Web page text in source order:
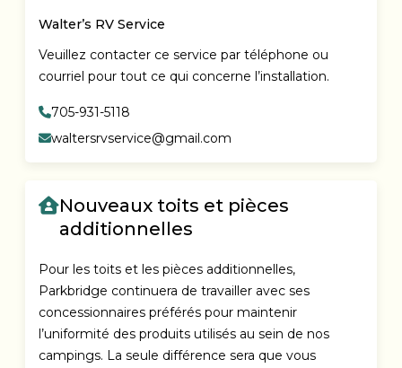
Walter’s RV Service
Veuillez contacter ce service par téléphone ou
courriel pour tout ce qui concerne l’installation.
705-931-5118
waltersrvservice@gmail.com
Nouveaux toits et pièces
additionnelles
Pour les toits et les pièces additionnelles,
Parkbridge continuera de travailler avec ses
concessionnaires préférés pour maintenir
l’uniformité des produits utilisés au sein de nos
campings. La seule différence sera que vous